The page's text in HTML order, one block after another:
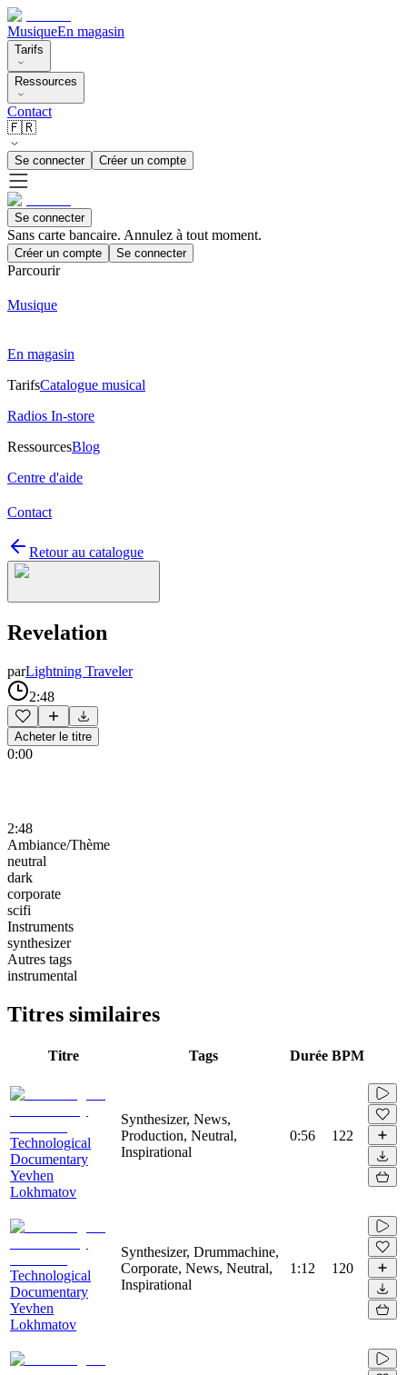
MusiqueEn magasin
Tarifs
Ressources
Contact
🇫🇷
Se connecter Créer un compte
Se connecter
Sans carte bancaire. Annulez à tout moment.
Créer un compte Se connecter
Parcourir
Musique
En magasin
TarifsCatalogue musical
Radios In-store
RessourcesBlog
Centre d'aide
Contact
Retour au catalogue
Revelation
parLightning Traveler
2:48
Acheter le titre
0:00
2:48
Ambiance/Thème
neutral
dark
corporate
scifi
Instruments
synthesizer
Autres tags
instrumental
Titres similaires
Titre Tags Durée BPM
Technological
Documentary
Yevhen
Lokhmatov
Synthesizer, News,
Production, Neutral,
Inspirational
0:56 122
Technological
Documentary
Yevhen
Lokhmatov
Synthesizer, Drummachine,
Corporate, News, Neutral,
Inspirational
1:12 120